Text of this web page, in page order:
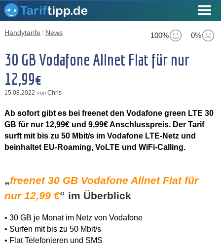
100% 0%
Handytarife : News
30 GB Vodafone Allnet Flat für nur
12,99€
15.08.2022 von Chris
Ab sofort gibt es bei freenet den Vodafone green LTE 30
GB für nur 12,99€ und 9,99€ Anschlusspreis. Der Tarif
surft mit bis zu 50 Mbit/s im Vodafone LTE-Netz und
beinhaltet EU-Roaming, VoLTE und WiFi-Calling.
„freenet 30 GB Vodafone Allnet Flat für
nur 12,99 €“ im Überblick
• 30 GB je Monat im Netz von Vodafone
• Surfen mit bis zu 50 Mbit/s
• Flat Telefonieren und SMS